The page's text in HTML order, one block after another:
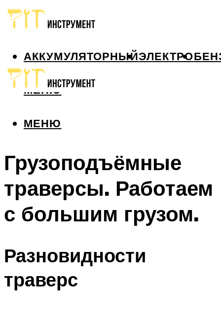
АККУМУЛЯТОРНЫЙЭЛЕКТРО
МЕНЮ
МЕНЮ
Грузоподъёмные
траверсы. Работаем
с большим грузом.
Разновидности
траверс